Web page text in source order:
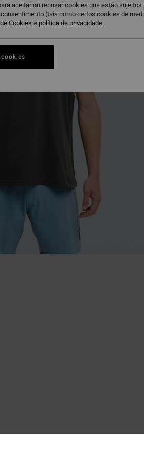
aceitar ou recusar cookies que estão
(tais como certos cookies de
Cookies e política de privacidade